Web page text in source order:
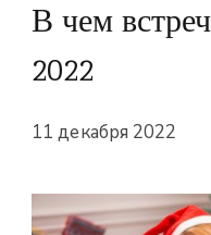
В чем
2022
11 декабря 2022